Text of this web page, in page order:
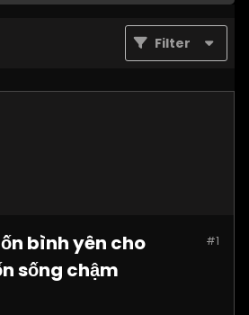
Filter
#1
bình yên cho
sống chậm